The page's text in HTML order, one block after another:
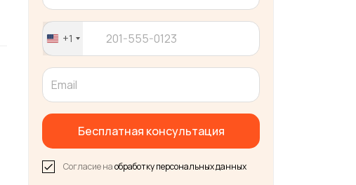
United
States
+1
+1
Бесплатная консультация
Согласие наобработку персональных данных